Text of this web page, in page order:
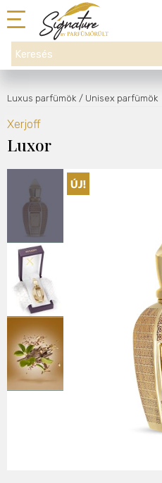
Luxus parfümök / Unisex parfümök
Xerjoff
Luxor